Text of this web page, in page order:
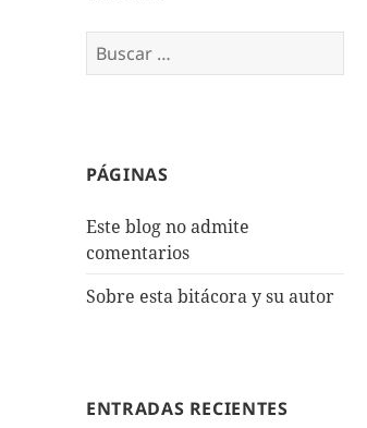
Buscar:
PÁGINAS
Este blog no admite
comentarios
Sobre esta bitácora y su autor
ENTRADAS RECIENTES